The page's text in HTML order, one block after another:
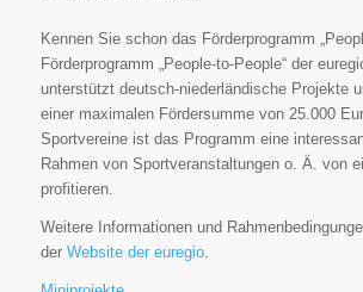
Kennen Sie schon das Förderprogramm
Förderprogramm „People-to-People“ der
unterstützt deutsch-niederländische Projekte
einer maximalen Fördersumme von 25.000
Sportvereine ist das Programm eine
Rahmen von Sportveranstaltungen o. Ä. von
profitieren.
Weitere Informationen und
der Website der euregio.